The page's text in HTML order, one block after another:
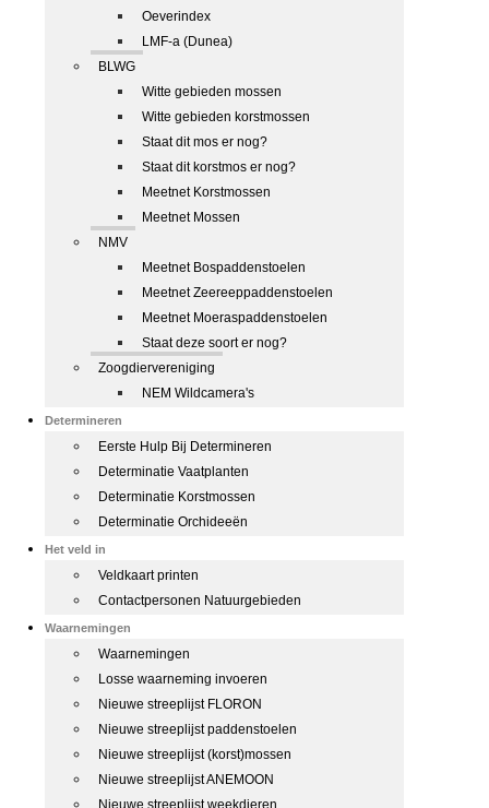
Oeverindex
LMF-a (Dunea)
BLWG
Witte gebieden mossen
Witte gebieden korstmossen
Staat dit mos er nog?
Staat dit korstmos er nog?
Meetnet Korstmossen
Meetnet Mossen
NMV
Meetnet Bospaddenstoelen
Meetnet Zeereeppaddenstoelen
Meetnet Moeraspaddenstoelen
Staat deze soort er nog?
Zoogdiervereniging
NEM Wildcamera's
Determineren
Eerste Hulp Bij Determineren
Determinatie Vaatplanten
Determinatie Korstmossen
Determinatie Orchideeën
Het veld in
Veldkaart printen
Contactpersonen Natuurgebieden
Waarnemingen
Waarnemingen
Losse waarneming invoeren
Nieuwe streeplijst FLORON
Nieuwe streeplijst paddenstoelen
Nieuwe streeplijst (korst)mossen
Nieuwe streeplijst ANEMOON
Nieuwe streeplijst weekdieren